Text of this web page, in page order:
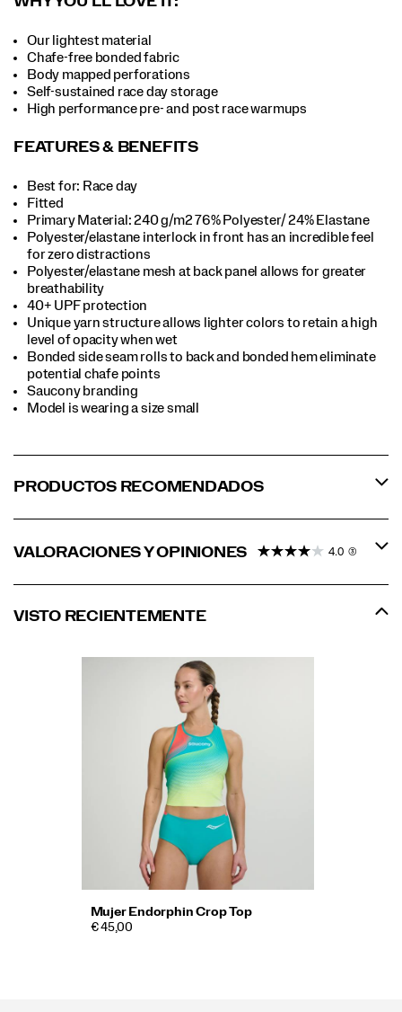
Our lightest material
Chafe-free bonded fabric
Body mapped perforations
Self-sustained race day storage
High performance pre- and post race warmups
FEATURES & BENEFITS
Best for: Race day
Fitted
Primary Material: 240 g/m2 76% Polyester/ 24% Elastane
Polyester/elastane interlock in front has an incredible feel
for zero distractions
Polyester/elastane mesh at back panel allows for greater
breathability
40+ UPF protection
Unique yarn structure allows lighter colors to retain a high
level of opacity when wet
Bonded side seam rolls to back and bonded hem eliminate
potential chafe points
Saucony branding
Model is wearing a size small
PRODUCTOS RECOMENDADOS
VALORACIONES Y OPINIONES 4.0 (3)
VISTO RECIENTEMENTE
Mujer Endorphin Crop Top
€ 45,00